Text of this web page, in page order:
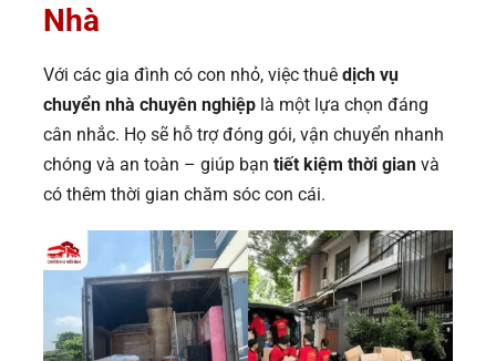
Nhà
Với các gia đình có con nhỏ, việc thuê dịch vụ
chuyển nhà chuyên nghiệp là một lựa chọn đáng
cân nhắc. Họ sẽ hỗ trợ đóng gói, vận chuyển nhanh
chóng và an toàn – giúp bạn tiết kiệm thời gian và
có thêm thời gian chăm sóc con cái.